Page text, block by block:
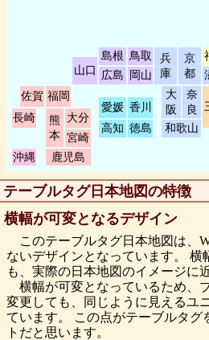
島根 鳥取
兵
庫
京
都
山口 広島 岡山
佐賀 福岡
大
阪
奈
良
愛媛 香川
長崎
熊
本
大分
高知 徳島 和歌山
宮崎
沖縄
鹿児島
テーブルタグ日本地図の特徴
横幅が可変となるデザイン
このテーブルタグ日本地図は、
ないデザインとなっています。 横
も、実際の日本地図のイメージに
横幅が可変となっているため、
変更しても、同じように見えるユ
ています。 この点がテーブルタグ
トだと思います。